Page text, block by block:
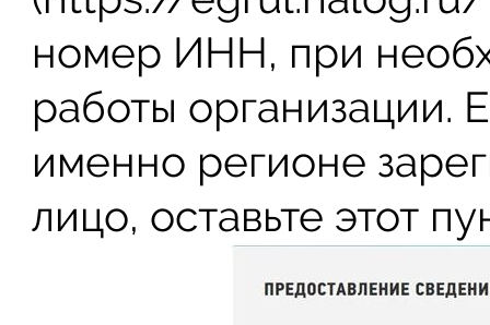
номер ИНН, при
работы организации.
именно регионе
лицо, оставьте этот